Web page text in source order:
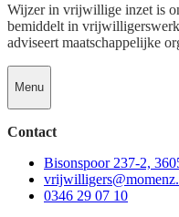
Wijzer in vrijwillige inzet is
bemiddelt in
adviseert maatschappelijke
Menu
Contact
Bisonspoor 237-2,
0346 29 07 10